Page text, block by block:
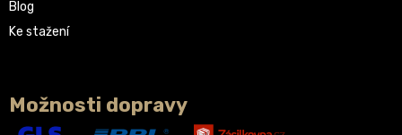
Blog
Ke stažení
Možnosti dopravy